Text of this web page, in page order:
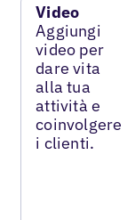
Video
Aggiungi
video per
dare vita
alla tua
attività e
coinvolgere
i clienti.